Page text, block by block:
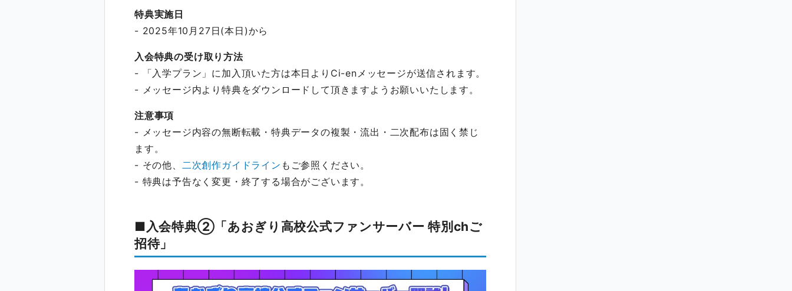
特典実施日
- 2025年10月27日(本日)から
入会特典の受け取り方法
- 「入学プラン」に加入頂いた方は本日よりCi-enメッセージが送信されます。
- メッセージ内より特典をダウンロードして頂きますようお願いいたします。
注意事項
- メッセージ内容の無断転載・特典データの複製・流出・二次配布は固く禁じ
ます。
- その他、
二次創作ガイドライン もご参照ください。
- 特典は予告なく変更・終了する場合がございます。
■入会特典②「あおぎり高校公式ファンサーバー 特別chご
招待」